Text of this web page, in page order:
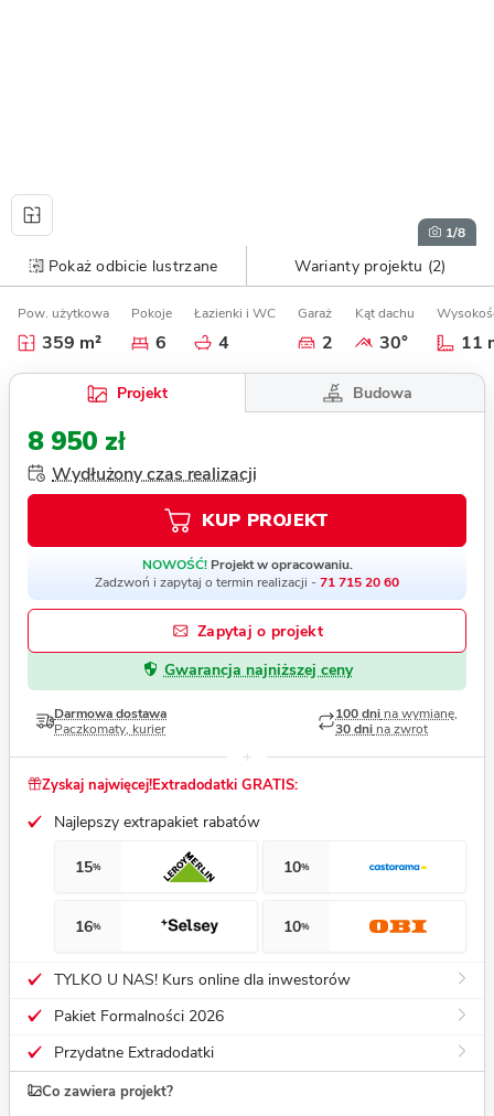
1/8
Pokaż odbicie lustrzane Warianty projektu (2)
Pow. użytkowa
359 m²
Pokoje
6
Łazienki i WC
4
Garaż
2
Kąt dachu
30° 11
Projekt Budowa
8 950 zł
Wydłużony czas realizacji
KUP PROJEKT
NOWOŚĆ!Projekt w opracowaniu.
Zadzwoń i zapytaj o termin realizacji -71 715 20 60
Zapytaj o projekt
Gwarancja najniższej ceny
Darmowa dostawa
Paczkomaty, kurier
100 dni na wymianę,
30 dni na zwrot
Zyskaj najwięcej!Extradodatki GRATIS:
Najlepszy extrapakiet rabatów
15% 10%
16% 10%
TYLKO U NAS! Kurs online dla inwestorów
Pakiet Formalności 2026
Przydatne Extradodatki
Co zawiera projekt?